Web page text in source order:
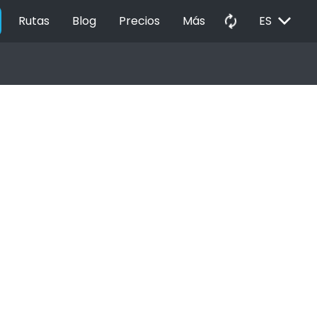
Rutas Blog Precios Más autorenew ES EXPAND_MORE